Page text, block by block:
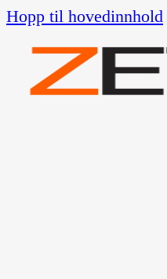
Hopp til hovedinnhold